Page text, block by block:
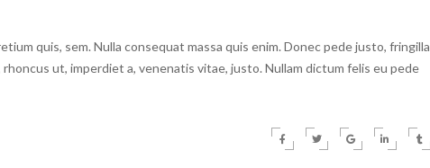
quis, sem. Nulla consequat massa quis enim. Donec pede justo, fringilla
ut, imperdiet a, venenatis vitae, justo. Nullam dictum felis eu pede